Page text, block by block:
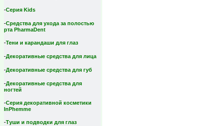
-Серия Kids
-Средства для ухода за полостью
рта PharmaDent
-Тени и карандаши для глаз
-Декоративные средства для лица
-Декоративные средства для губ
-Декоративные средства для
ногтей
-Серия декоративной косметики
InPhemme
-Туши и подводки для глаз